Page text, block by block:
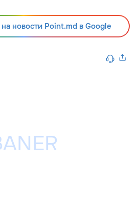
новости Point.md в Google